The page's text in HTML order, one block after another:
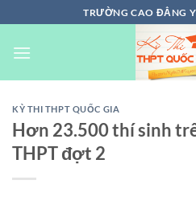
đến
nội
TRƯỜNG CAO ĐẲNG
KỲ THI THPT QUỐC GIA
Hơn 23.500 thí sinh
THPT đợt 2